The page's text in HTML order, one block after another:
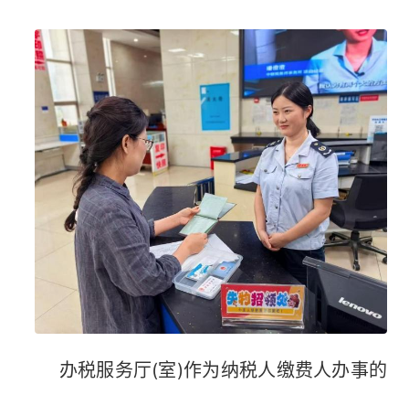
办税服务厅(室)作为纳税人缴费人办事的